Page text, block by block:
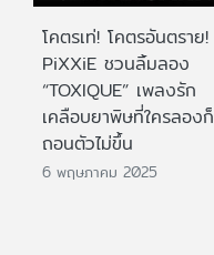
โคตรเท่! โคตรอันตราย!
PiXXiE ชวนลิ้มลอง
“TOXIQUE” เพลงรัก
เคลือบยาพิษที่ใครลองก็
ถอนตัวไม่ขึ้น
6 พฤษภาคม 2025